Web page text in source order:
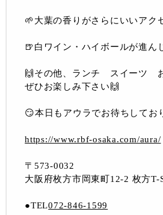
🌱大葉の香りがさらにいいアク
🍺白ワイン・ハイボールが進ん
🙌その他、ランチ スイーツ
ぜひお楽しみ下さい🙌
😏本日もアウラでお待ちしてお
https://www.rbf-osaka.com/aura/
〒573-0032
大阪府枚方市岡東町12-2 枚方T-
●TEL072-846-1599